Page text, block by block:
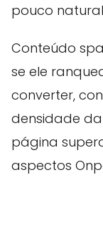
pouco
Conteúdo
se ele
converter,
densidade
página
aspectos